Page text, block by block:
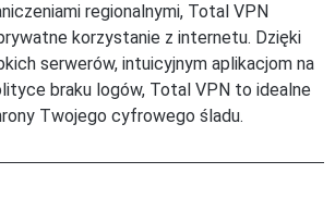
regionalnymi, Total VPN
korzystanie z internetu. Dzięki
serwerów, intuicyjnym aplikacjom na
braku logów, Total VPN to idealne
Twojego cyfrowego śladu.